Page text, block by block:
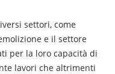
settori, come
e il settore
per la loro capacità di
lavori che altrimenti